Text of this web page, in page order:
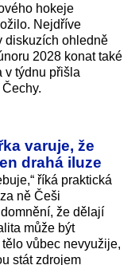
hokeje
Nejdříve
diskuzích ohledně
2028 konat také
v týdnu přišla
varuje, že
drahá iluze
říká praktická
ně Češi
že dělají
může být
vůbec nevyužije,
stát zdrojem